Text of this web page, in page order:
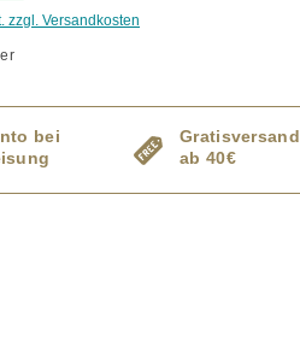
zzgl. Versandkosten
bei
Gratisversand
ab 40€